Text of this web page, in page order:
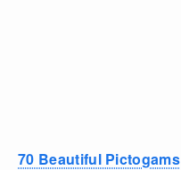
70 Beautiful Pictogams